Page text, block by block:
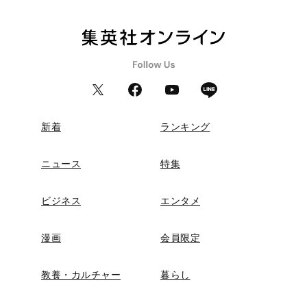
新着 ランキング
ニュース 特集
ビジネス エンタメ
漫画 会員限定
教養・カルチャー 暮らし